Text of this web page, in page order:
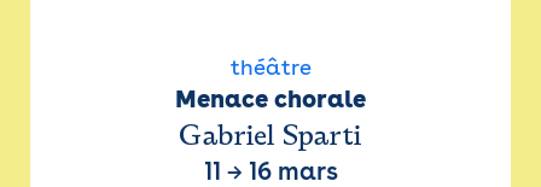
théâtre
Menace chorale
Gabriel Sparti
11 → 16 mars